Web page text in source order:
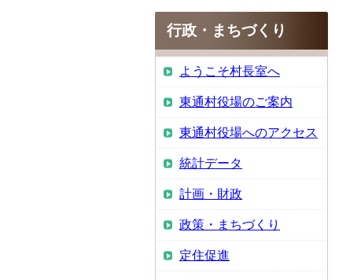
行政・まちづくり
ようこそ村長室へ
東通村役場のご案内
東通村役場へのアクセス
統計データ
計画・財政
政策・まちづくり
定住促進